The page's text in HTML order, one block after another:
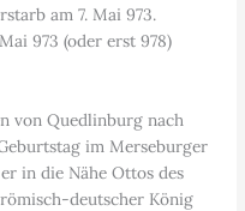
am 7. Mai 973.
973 (oder erst 978)
von Quedlinburg nach
im Merseburger
in die Nähe Ottos des
deutscher König